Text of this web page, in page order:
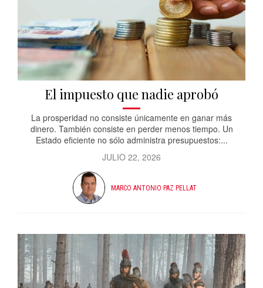
El impuesto que nadie aprobó
La prosperidad no consiste únicamente en ganar más
dinero. También consiste en perder menos tiempo. Un
Estado eficiente no sólo administra presupuestos:...
JULIO 22, 2026
MARCO ANTONIO PAZ PELLAT